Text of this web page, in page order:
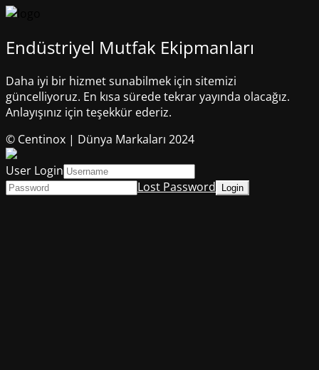
Endüstriyel Mutfak Ekipmanları
Daha iyi bir hizmet sunabilmek için sitemizi
güncelliyoruz. En kısa sürede tekrar yayında olacağız.
Anlayışınız için teşekkür ederiz.
© Centinox | Dünya Markaları 2024
User Login
Lost Password